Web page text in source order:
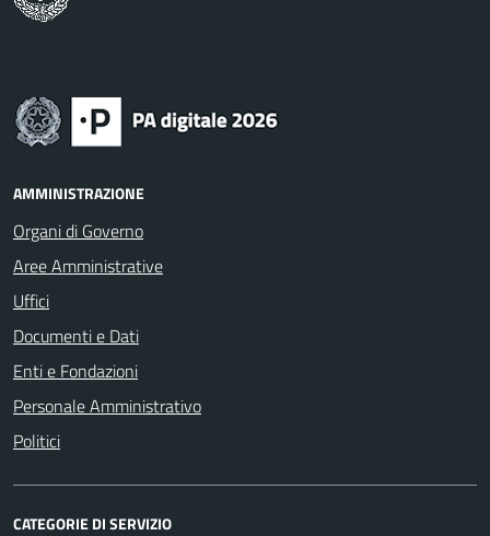
AMMINISTRAZIONE
Organi di Governo
Aree Amministrative
Uffici
Documenti e Dati
Enti e Fondazioni
Personale Amministrativo
Politici
CATEGORIE DI SERVIZIO